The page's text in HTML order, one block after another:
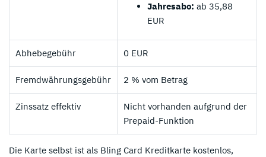
Jahresabo: ab 35,88
EUR
Abhebegebühr 0 EUR
Fremdwährungsgebühr 2 % vom Betrag
Zinssatz effektiv
Nicht vorhanden aufgrund der
Prepaid-Funktion
Die Karte selbst ist als Bling Card Kreditkarte kostenlos,